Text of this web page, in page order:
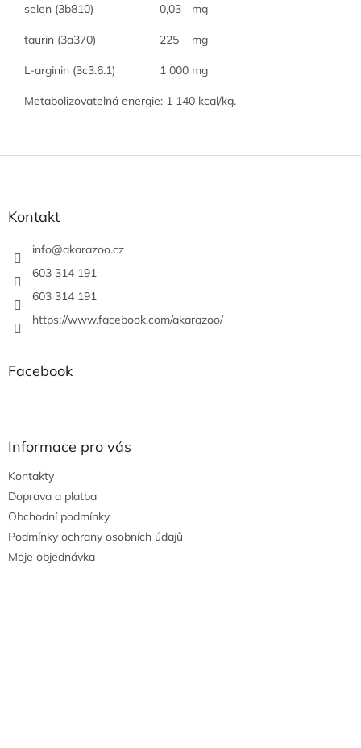
selen (3b810) 0,03 mg
taurin (3a370) 225 mg
L-arginin (3c3.6.1) 1 000 mg
Metabolizovatelná energie: 1 140 kcal/kg.
Z
Kontakt
info@akarazoo.cz
603 314 191
603 314 191
https://www.facebook.com/akarazoo/
Facebook
Informace pro vás
Kontakty
Doprava a platba
Obchodní podmínky
Podmínky ochrany osobních údajů
Moje objednávka